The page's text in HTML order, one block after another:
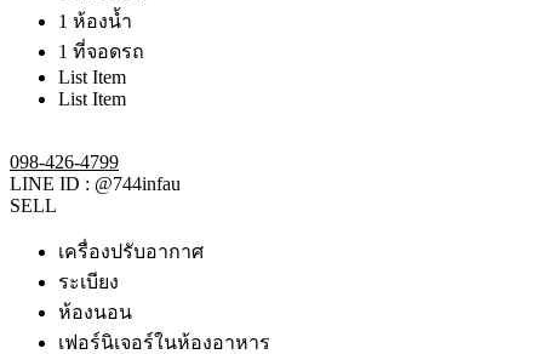
1 ห้องน้ำ
1 ที่จอดรถ
List Item
List Item
098-426-4799​
LINE ID : @744infau
SELL
เครื่องปรับอากาศ
ระเบียง
ห้องนอน
เฟอร์นิเจอร์ในห้องอาหาร